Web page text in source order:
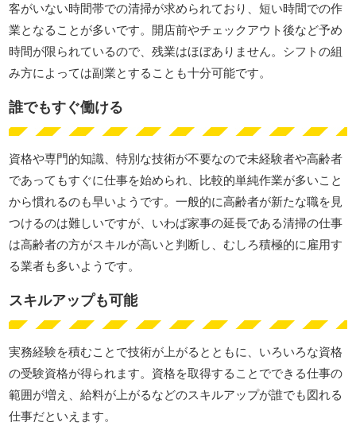
客がいない時間帯での清掃が求められており、短い時間での作
業となることが多いです。開店前やチェックアウト後など予め
時間が限られているので、残業はほぼありません。シフトの組
み方によっては副業とすることも十分可能です。
誰でもすぐ働ける
資格や専門的知識、特別な技術が不要なので未経験者や高齢者
であってもすぐに仕事を始められ、比較的単純作業が多いこと
から慣れるのも早いようです。一般的に高齢者が新たな職を見
つけるのは難しいですが、いわば家事の延長である清掃の仕事
は高齢者の方がスキルが高いと判断し、むしろ積極的に雇用す
る業者も多いようです。
スキルアップも可能
実務経験を積むことで技術が上がるとともに、いろいろな資格
の受験資格が得られます。資格を取得することでできる仕事の
範囲が増え、給料が上がるなどのスキルアップが誰でも図れる
仕事だといえます。